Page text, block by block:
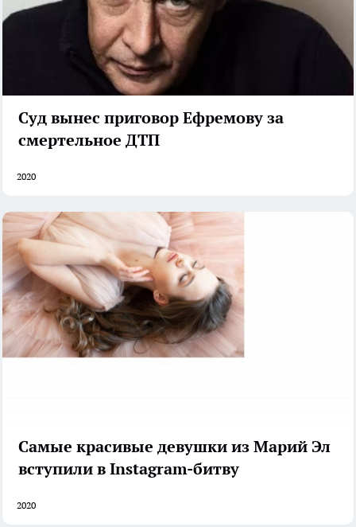
Суд вынес приговор Ефремову за
смертельное ДТП
2020
Самые красивые девушки из Марий Эл
вступили в Instagram-битву
2020